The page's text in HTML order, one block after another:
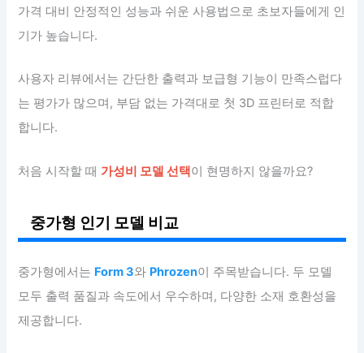
가격 대비 안정적인 성능과 쉬운 사용법으로 초보자들에게 인
기가 높습니다.
사용자 리뷰에서는 간단한 출력과 보급형 기능이 만족스럽다
는 평가가 많으며, 부담 없는 가격대로 첫 3D 프린터로 적합
합니다.
처음 시작할 때 가성비 모델 선택이 현명하지 않을까요?
중가형 인기 모델 비교
중가형에서는 Form 3와 Phrozen이 주목받습니다. 두 모델
모두 출력 품질과 속도에서 우수하며, 다양한 소재 호환성을
제공합니다.